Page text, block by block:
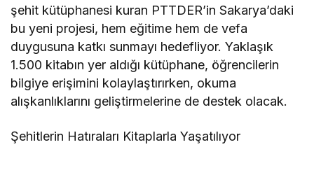
şehit kütüphanesi kuran PTTDER’in Sakarya’daki
bu yeni projesi, hem eğitime hem de vefa
duygusuna katkı sunmayı hedefliyor. Yaklaşık
1.500 kitabın yer aldığı kütüphane, öğrencilerin
bilgiye erişimini kolaylaştırırken, okuma
alışkanlıklarını geliştirmelerine de destek olacak.
Şehitlerin Hatıraları Kitaplarla Yaşatılıyor